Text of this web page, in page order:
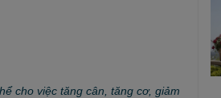
cho việc tăng cân, tăng cơ, giảm